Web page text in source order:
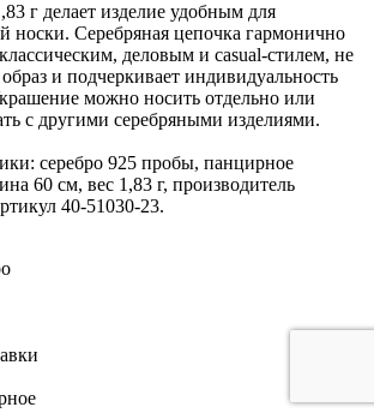
г делает изделие удобным для
носки. Серебряная цепочка гармонично
классическим, деловым и casual-стилем, не
и подчеркивает индивидуальность
можно носить отдельно или
с другими серебряными изделиями.
серебро 925 пробы, панцирное
60 см, вес 1,83 г, производитель
40-51030-23.